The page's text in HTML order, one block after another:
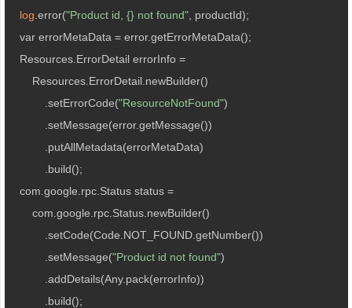
log .error("Product id, {} not found" , productId);
   var errorMetaData = error.getErrorMetaData();
   Resources.ErrorDetail errorInfo =
       Resources.ErrorDetail.newBuilder()
           .setErrorCode(
"ResourceNotFound")
           .setMessage(error.getMessage())
           .putAllMetadata(errorMetaData)
           .build();
   com.google.rpc.Status status =
       com.google.rpc.Status.newBuilder()
           .setCode(Code.NOT_FOUND.getNumber())
           .setMessage(
"Product id not found")
           .addDetails(Any.pack(errorInfo))
           .build();